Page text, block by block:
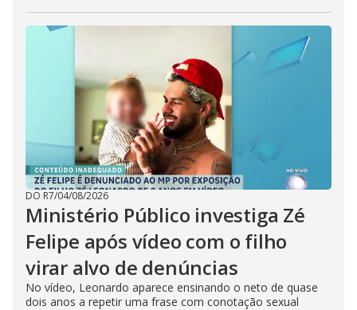
DO R7/04/08/2026
Ministério Público investiga Zé
Felipe após vídeo com o filho
virar alvo de denúncias
No vídeo, Leonardo aparece ensinando o neto de quase
dois anos a repetir uma frase com conotação sexual